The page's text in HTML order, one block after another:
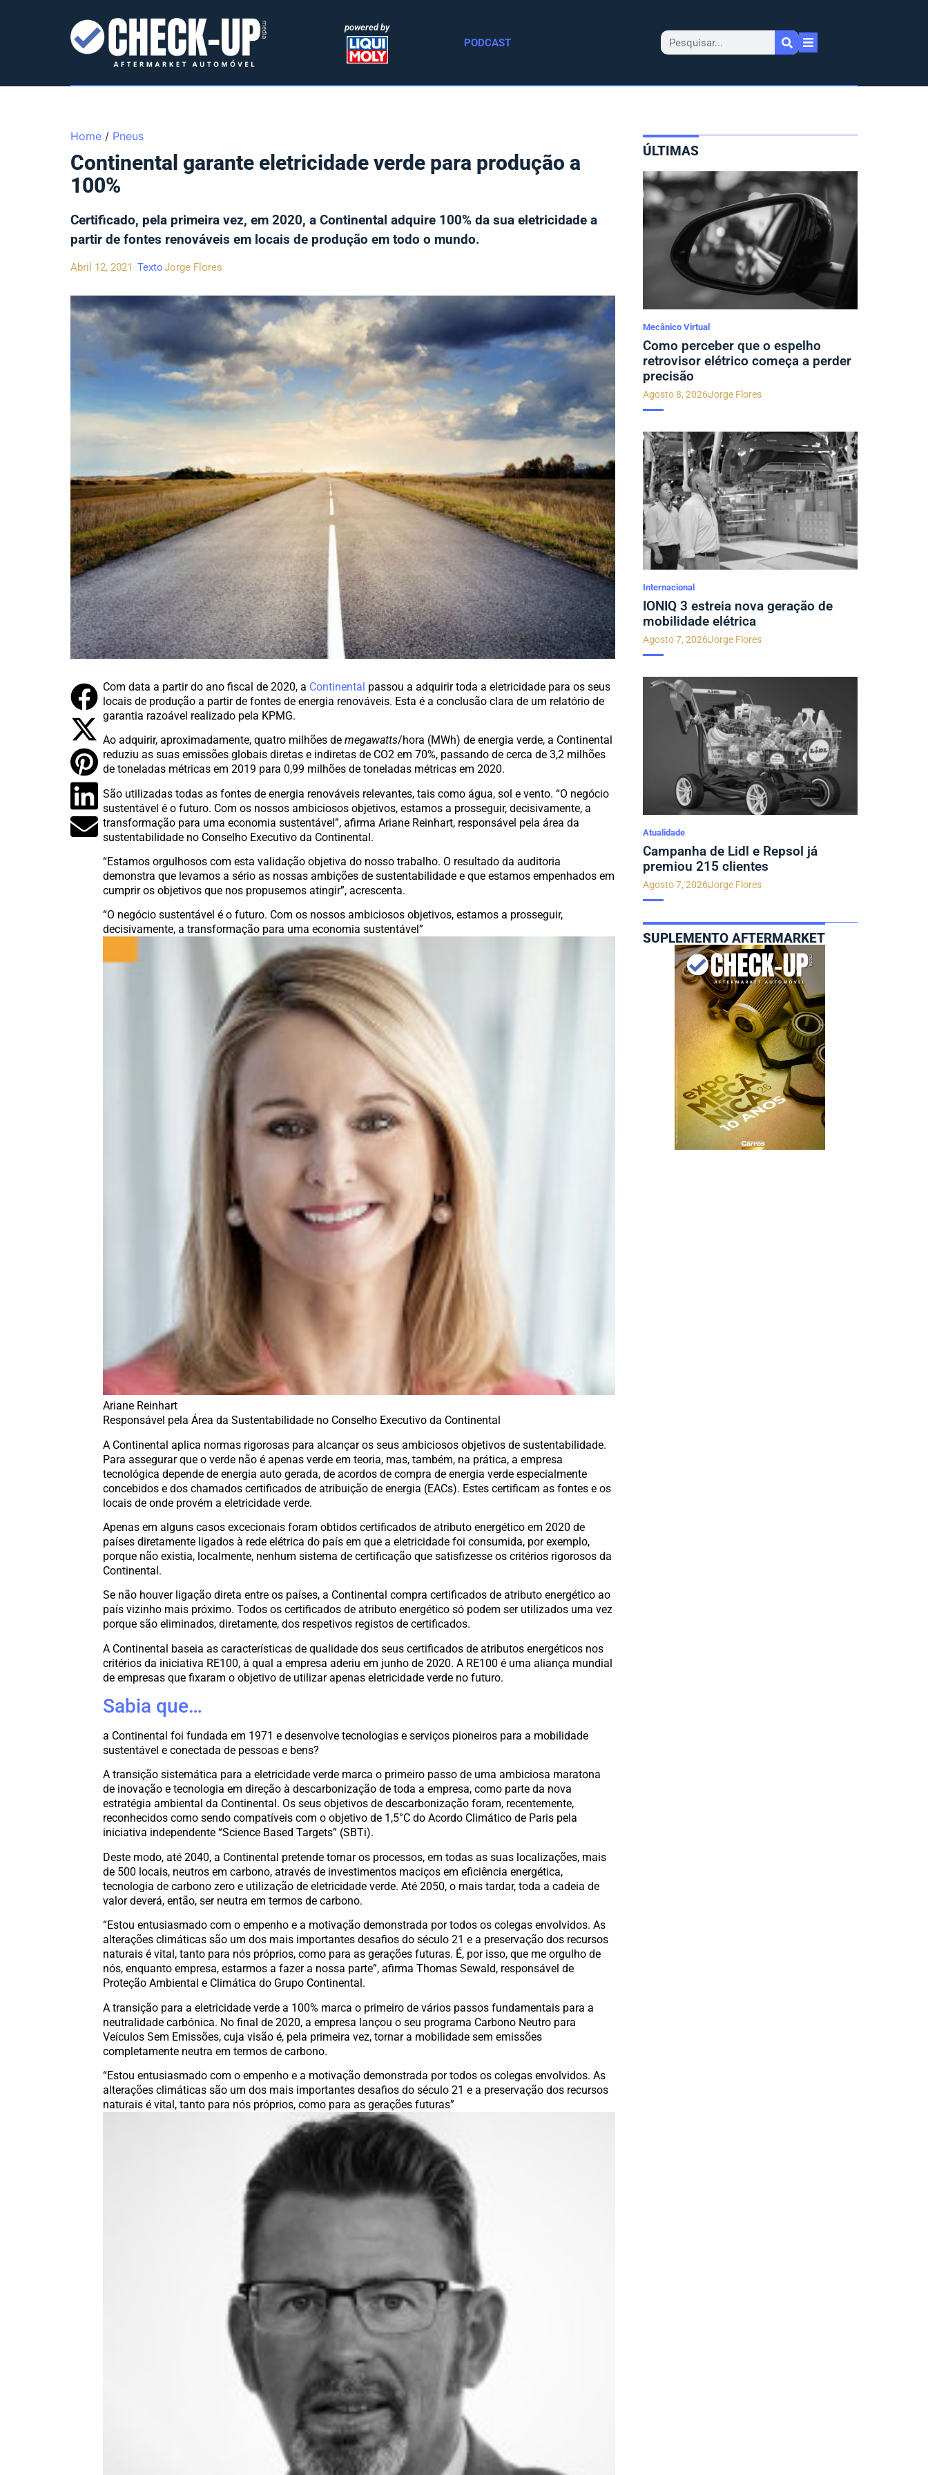
powered by
PODCAST
Home / Pneus
Continental garante eletricidade verde para produção a
100%
Certificado, pela primeira vez, em 2020, a Continental adquire 100% da sua eletricidade a
partir de fontes renováveis em locais de produção em todo o mundo.
Abril 12, 2021 TextoJorge Flores
Com data a partir do ano fiscal de 2020, a Continental passou a adquirir toda a eletricidade para os seus
locais de produção a partir de fontes de energia renováveis. Esta é a conclusão clara de um relatório de
garantia razoável realizado pela KPMG.
Ao adquirir, aproximadamente, quatro milhões demegawatts/hora (MWh) de energia verde, a Continental
reduziu as suas emissões globais diretas e indiretas de CO2 em 70%, passando de cerca de 3,2 milhões
de toneladas métricas em 2019 para 0,99 milhões de toneladas métricas em 2020.
São utilizadas todas as fontes de energia renováveis relevantes, tais como água, sol e vento. “O negócio
sustentável é o futuro. Com os nossos ambiciosos objetivos, estamos a prosseguir, decisivamente, a
transformação para uma economia sustentável”, afirma Ariane Reinhart, responsável pela área da
sustentabilidade no Conselho Executivo da Continental.
“Estamos orgulhosos com esta validação objetiva do nosso trabalho. O resultado da auditoria
demonstra que levamos a sério as nossas ambições de sustentabilidade e que estamos empenhados em
cumprir os objetivos que nos propusemos atingir”, acrescenta.
“O negócio sustentável é o futuro. Com os nossos ambiciosos objetivos, estamos a prosseguir,
decisivamente, a transformação para uma economia sustentável”
Ariane Reinhart
Responsável pela Área da Sustentabilidade no Conselho Executivo da Continental
A Continental aplica normas rigorosas para alcançar os seus ambiciosos objetivos de sustentabilidade.
Para assegurar que o verde não é apenas verde em teoria, mas, também, na prática, a empresa
tecnológica depende de energia auto gerada, de acordos de compra de energia verde especialmente
concebidos e dos chamados certificados de atribuição de energia (EACs). Estes certificam as fontes e os
locais de onde provém a eletricidade verde.
Apenas em alguns casos excecionais foram obtidos certificados de atributo energético em 2020 de
países diretamente ligados à rede elétrica do país em que a eletricidade foi consumida, por exemplo,
porque não existia, localmente, nenhum sistema de certificação que satisfizesse os critérios rigorosos da
Continental.
Se não houver ligação direta entre os países, a Continental compra certificados de atributo energético ao
país vizinho mais próximo. Todos os certificados de atributo energético só podem ser utilizados uma vez
porque são eliminados, diretamente, dos respetivos registos de certificados.
A Continental baseia as características de qualidade dos seus certificados de atributos energéticos nos
critérios da iniciativa RE100, à qual a empresa aderiu em junho de 2020. A RE100 é uma aliança mundial
de empresas que fixaram o objetivo de utilizar apenas eletricidade verde no futuro.
Sabia que…
a Continental foi fundada em 1971 e desenvolve tecnologias e serviços pioneiros para a mobilidade
sustentável e conectada de pessoas e bens?
A transição sistemática para a eletricidade verde marca o primeiro passo de uma ambiciosa maratona
de inovação e tecnologia em direção à descarbonização de toda a empresa, como parte da nova
estratégia ambiental da Continental. Os seus objetivos de descarbonização foram, recentemente,
reconhecidos como sendo compatíveis com o objetivo de 1,5°C do Acordo Climático de Paris pela
iniciativa independente “Science Based Targets” (SBTi).
Deste modo, até 2040, a Continental pretende tornar os processos, em todas as suas localizações, mais
de 500 locais, neutros em carbono, através de investimentos maciços em eficiência energética,
tecnologia de carbono zero e utilização de eletricidade verde. Até 2050, o mais tardar, toda a cadeia de
valor deverá, então, ser neutra em termos de carbono.
“Estou entusiasmado com o empenho e a motivação demonstrada por todos os colegas envolvidos. As
alterações climáticas são um dos mais importantes desafios do século 21 e a preservação dos recursos
naturais é vital, tanto para nós próprios, como para as gerações futuras. É, por isso, que me orgulho de
nós, enquanto empresa, estarmos a fazer a nossa parte”, afirma Thomas Sewald, responsável de
Proteção Ambiental e Climática do Grupo Continental.
A transição para a eletricidade verde a 100% marca o primeiro de vários passos fundamentais para a
neutralidade carbónica. No final de 2020, a empresa lançou o seu programa Carbono Neutro para
Veículos Sem Emissões, cuja visão é, pela primeira vez, tornar a mobilidade sem emissões
completamente neutra em termos de carbono.
“Estou entusiasmado com o empenho e a motivação demonstrada por todos os colegas envolvidos. As
alterações climáticas são um dos mais importantes desafios do século 21 e a preservação dos recursos
naturais é vital, tanto para nós próprios, como para as gerações futuras”
ÚLTIMAS
Mecânico Virtual
Como perceber que o espelho
retrovisor elétrico começa a perder
precisão
Agosto 8, 2026Jorge Flores
Internacional
IONIQ 3 estreia nova geração de
mobilidade elétrica
Agosto 7, 2026Jorge Flores
Atualidade
Campanha de Lidl e Repsol já
premiou 215 clientes
Agosto 7, 2026Jorge Flores
SUPLEMENTO AFTERMARKET